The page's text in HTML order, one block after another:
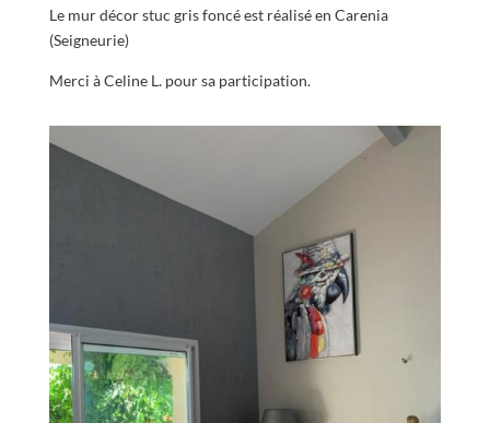
Le mur décor stuc gris foncé est réalisé en Carenia
(Seigneurie)
Merci à Celine L. pour sa participation.